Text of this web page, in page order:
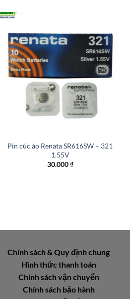
Pin cúc áo Renata SR616SW – 321
1.55V
30.000₫
Chính sách & Quy định chung
Hình thức thanh toán
Chính sách vận chuyển
Chính sách bảo hành